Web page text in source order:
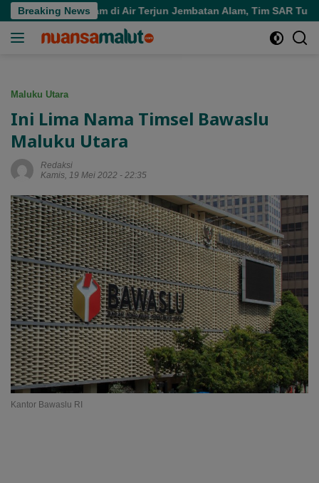
Langsung
ke
Breaking News
Tenggelam di Air Terjun Jembatan Alam, Tim SAR Turun
Maluku Utara
Ini Lima Nama Timsel Bawaslu
Maluku Utara
Redaksi
Kamis, 19 Mei 2022 - 22:35
Kantor Bawaslu RI